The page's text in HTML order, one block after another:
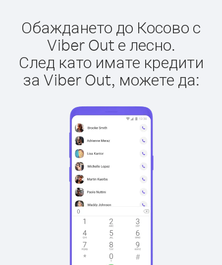
Обаждането до Косово с
Viber Out е лесно.
След като имате кредити
за Viber Out, можете да: